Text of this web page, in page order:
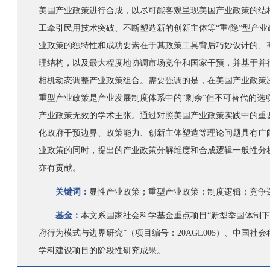
美国产业政策进行合成，以尽可能客观呈现美国产业政策的
工牵引民用技术突破、不断塑造新的创新主体等“重/隐”型产
业政策的独特性和成功要素在于其政策工具背后巧妙设计的
理结构，以及最大程度地协调市场竞争和国家干预，并基于
相机动态调整产业政策组合。需要强调的是，在美国产业政
重型产业政策是产业发展制度体系中的“剩余”但不可替代的选
产业政策无效的学术主张。通过对照美国产业政策实践中的
化政府干预边界、政策能力、创新主体塑造等理论问题具有
业政策的同时，提出的产业政策分解维度和合成逻辑一般性
亦有贡献。
关键词： 显性产业政策；重型产业政策；制度逻辑；竞争
基金：本文系国家社会科学基金重点项目“新型举国体制
府行为模式与边界研究”（项目编号：20AGL005）、中国社
学科建设项目的阶段性研究成果。